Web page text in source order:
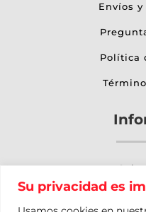
Su privacidad es
Envíos
Política